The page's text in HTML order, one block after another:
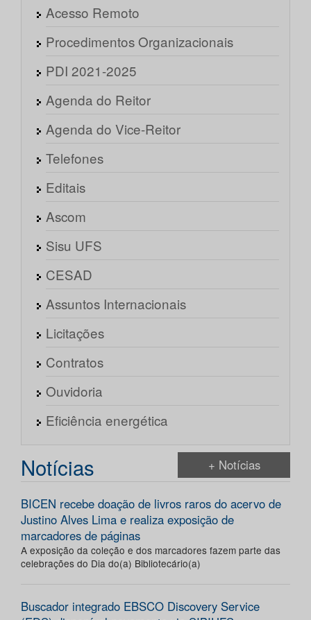
Acesso Remoto
Procedimentos Organizacionais
PDI 2021-2025
Agenda do Reitor
Agenda do Vice-Reitor
Telefones
Editais
Ascom
Sisu UFS
CESAD
Assuntos Internacionais
Licitações
Contratos
Ouvidoria
Eficiência energética
Notícias + Notícias
BICEN recebe doação de livros raros do acervo de
Justino Alves Lima e realiza exposição de
marcadores de páginas
A exposição da coleção e dos marcadores fazem parte das
celebrações do Dia do(a) Bibliotecário(a)
Buscador integrado EBSCO Discovery Service